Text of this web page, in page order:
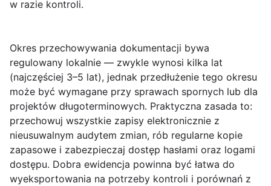
w razie kontroli.
Okres przechowywania dokumentacji bywa
regulowany lokalnie — zwykle wynosi kilka lat
(najczęściej 3–5 lat), jednak przedłużenie tego okresu
może być wymagane przy sprawach spornych lub dla
projektów długoterminowych. Praktyczna zasada to:
przechowuj wszystkie zapisy elektronicznie z
nieusuwalnym audytem zmian, rób regularne kopie
zapasowe i zabezpieczaj dostęp hasłami oraz logami
dostępu. Dobra ewidencja powinna być łatwa do
wyeksportowania na potrzeby kontroli i porównań z